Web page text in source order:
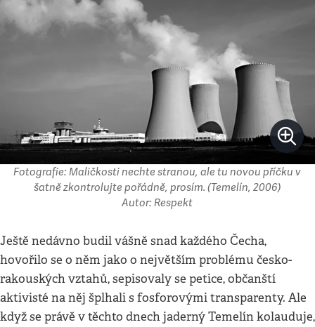
Fotografie: Maličkosti nechte stranou, ale tu novou příčku v
šatně zkontrolujte pořádně, prosím. (Temelín, 2006)
Autor: Respekt
Ještě nedávno budil vášně snad každého Čecha,
hovořilo se o něm jako o největším problému česko-
rakouských vztahů, sepisovaly se petice, občanští
aktivisté na něj šplhali s fosforovými transparenty. Ale
když se právě v těchto dnech jaderný Temelín kolauduje,